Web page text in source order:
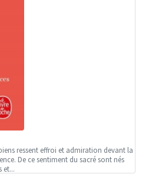
ressent effroi et admiration devant la
De ce sentiment du sacré sont nés
et...